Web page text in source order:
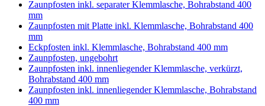
Zaunpfosten inkl. separater Klemmlasche, Bohrabstand 400
mm
Zaunpfosten mit Platte inkl. Klemmlasche, Bohrabstand 400
mm
Eckpfosten inkl. Klemmlasche, Bohrabstand 400 mm
Zaunpfosten, ungebohrt
Zaunpfosten inkl. innenliegender Klemmlasche, verkürzt,
Bohrabstand 400 mm
Zaunpfosten inkl. innenliegender Klemmlasche, Bohrabstand
400 mm